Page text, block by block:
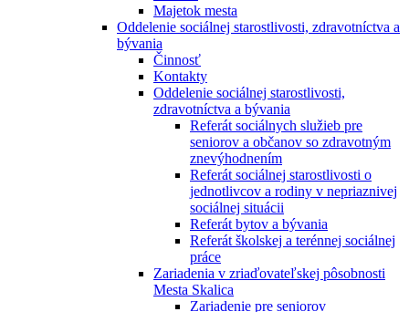
Majetok mesta
Oddelenie sociálnej starostlivosti, zdravotníctva a
bývania
Činnosť
Kontakty
Oddelenie sociálnej starostlivosti,
zdravotníctva a bývania
Referát sociálnych služieb pre
seniorov a občanov so zdravotným
znevýhodnením
Referát sociálnej starostlivosti o
jednotlivcov a rodiny v nepriaznivej
sociálnej situácii
Referát bytov a bývania
Referát školskej a terénnej sociálnej
práce
Zariadenia v zriaďovateľskej pôsobnosti
Mesta Skalica
Zariadenie pre seniorov